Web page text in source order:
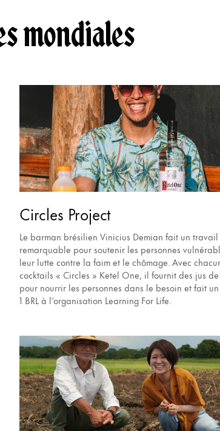
mondiales
Circles Project
Le barman brésilien Vinicius Demian fait un travail
remarquable pour soutenir les personnes
leur lutte contre la faim et le chômage. Avec
cocktails « Circles » Ketel One, il fournit des jus
pour nourrir les personnes dans le besoin et fait
1 BRL à l’organisation Learning For Life.